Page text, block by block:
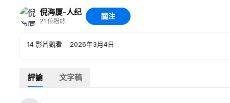
倪海厦-人纪
21 位粉絲
關注
14 影片觀看 · 2026年3月4日
評論 文字稿